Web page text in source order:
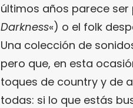
últimos años parece
Darkness«) o el folk
Una colección de
pero que, en esta
toques de country y de
todas: si lo que estás